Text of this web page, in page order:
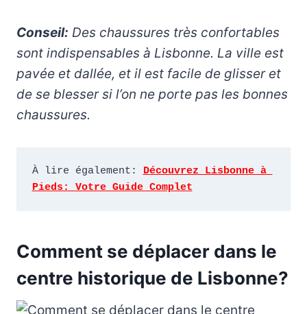
Conseil: Des chaussures très confortables
sont indispensables à Lisbonne. La ville est
pavée et dallée, et il est facile de glisser et
de se blesser si l’on ne porte pas les bonnes
chaussures.
À lire également: Découvrez Lisbonne à
Pieds: Votre Guide Complet
Comment se déplacer dans le
centre historique de Lisbonne?